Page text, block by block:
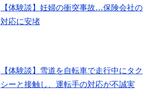
【体験談】妊婦の衝突事故…保険会社の
対応に安堵
【体験談】雪道を自転車で走行中にタク
シーと接触し、運転手の対応が不誠実